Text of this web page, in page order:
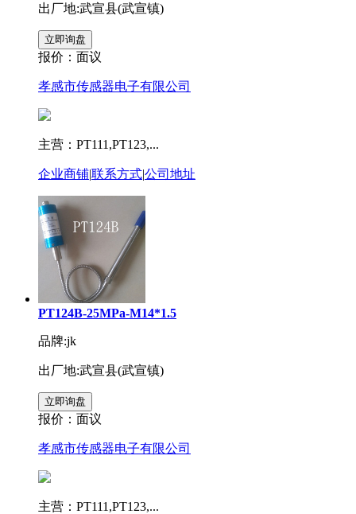
出厂地:武宣县(武宣镇)
报价： 面议
孝感市传感器电子有限公司
主营：PT111,PT123,...
企业商铺|联系方式|公司地址
PT124B-25MPa-M14*1.5
品牌:jk
出厂地:武宣县(武宣镇)
报价： 面议
孝感市传感器电子有限公司
主营：PT111,PT123,...